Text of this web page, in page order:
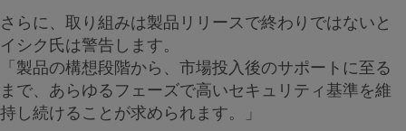
さらに、取り組みは製品リリースで終わりではないと
イシク氏は警告します。
「製品の構想段階から、市場投入後のサポートに至る
まで、あらゆるフェーズで高いセキュリティ基準を維
持し続けることが求められます。」